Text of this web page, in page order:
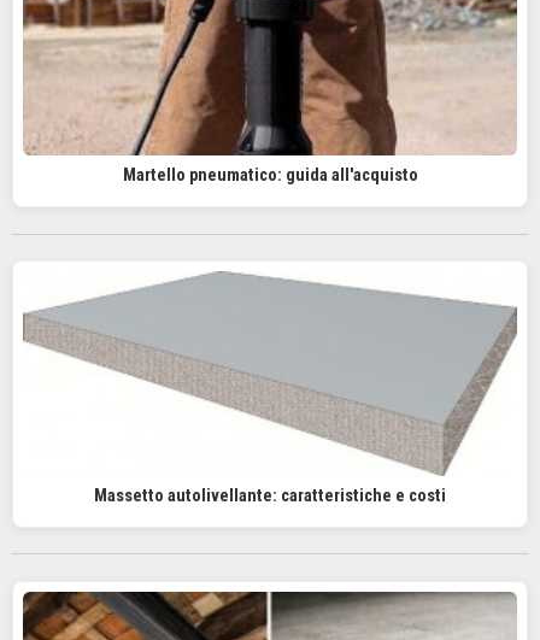
Martello pneumatico: guida all'acquisto
Massetto autolivellante: caratteristiche e costi